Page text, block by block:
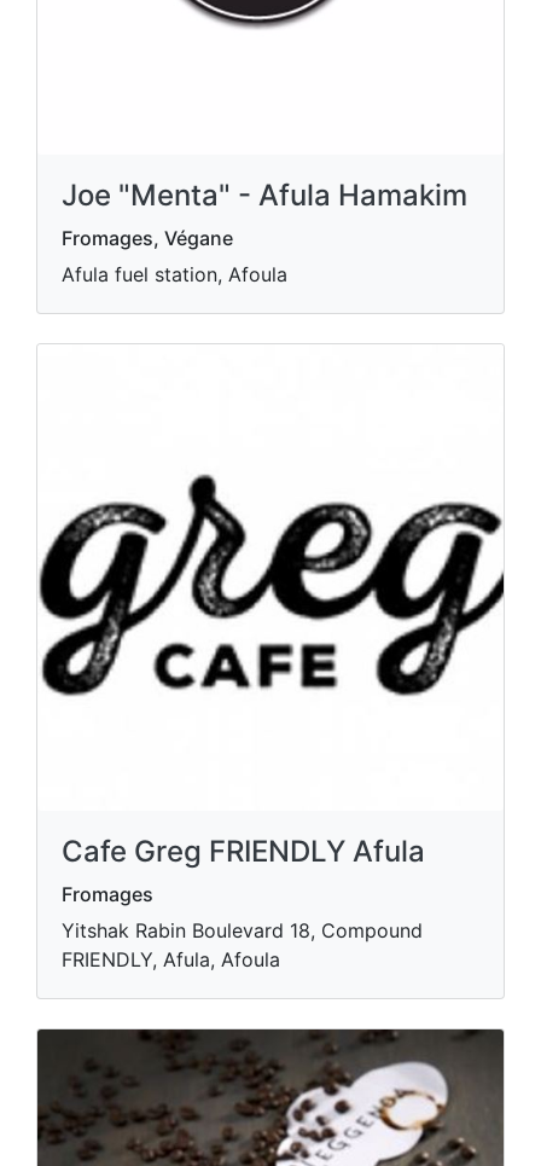
Joe "Menta" - Afula Hamakim
Fromages, Végane
Afula fuel station, Afoula
Cafe Greg FRIENDLY Afula
Fromages
Yitshak Rabin Boulevard 18, Compound
FRIENDLY, Afula, Afoula